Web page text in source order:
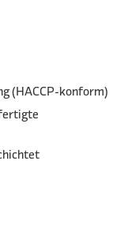
(HACCP-konform)